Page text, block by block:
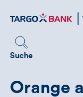
zum
Suche
Orange